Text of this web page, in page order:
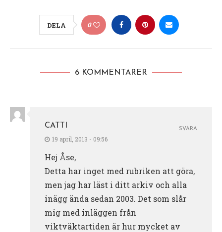
DELA 0
6 KOMMENTARER
CATTI
19 april, 2013 - 09:56
Hej Åse,
Detta har inget med rubriken att göra,
men jag har läst i ditt arkiv och alla
inägg ända sedan 2003. Det som slår
mig med inläggen från
viktväktartiden är hur mycket av
SVARA